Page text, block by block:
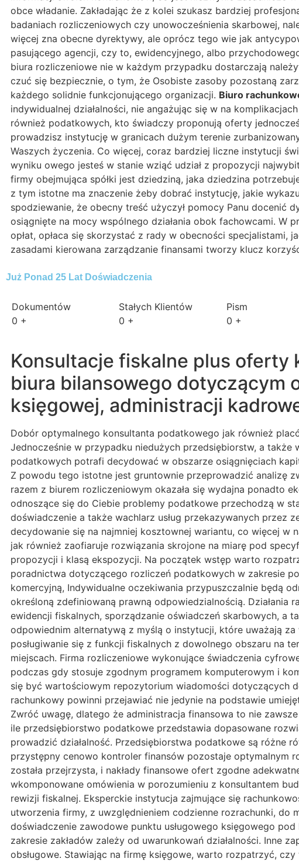
obce władanie. Zakładając że z kolei szukasz bardziej
badaniach rozliczeniowych czy unowocześnienia skarbowej,
więcej zna obecne dyrektywy, ale oprócz tego wie jak
pasującego agencji, czy to, ewidencyjnego, albo
biura rozliczeniowe nie w każdym przypadku dostarczają
czuć się bezpiecznie, o tym, że Osobiste zasoby pozostaną
każdego solidnie funkcjonującego organizacji. Biuro
indywidualnej działalności, nie angażując się w na
również podatkowych, kto świadczy proponują oferty
prowadzisz instytucję w granicach dużym terenie
Waszych życzenia. Co więcej, coraz bardziej liczne instytucji
wyniku owego jesteś w stanie wziąć udział z propozycji
firmy obejmująca spółki jest dziedziną, jaka dziedzina
z tym istotne ma znaczenie żeby dobrać instytucję, jakie
spodziewanie, że obecny treść użyczył pomocy Panu docenić
osiągnięte na mocy wspólnego działania obok fachowcami.
opłat, opłaca się skorzystać z rady w obecności
zasadami kierowana zarządzanie finansami tworzy klucz
Już Ponad 25 Lat Doświadczenia
Dokumentów
0 +
Stałych Klientów
0 +
Pism
0 +
Konsultacje fiskalne plus oferty
biura bilansowego dotyczącym
księgowej, administracji
Dobór optymalnego konsultanta podatkowego jak również
Jednocześnie w przypadku niedużych przedsiębiorstw, a
podatkowych potrafi decydować w obszarze osiągnięciach
Z powodu tego istotne jest gruntownie przeprowadzić analizę
razem z biurem rozliczeniowym okazała się wydajna ponadto
odnoszące się do Ciebie problemy podatkowe przechodzą w
doświadczenie a także wachlarz usług przekazywanych przez
decydowanie się na najmniej kosztownej wariantu, co więcej
jak również zaofiaruje rozwiązania skrojone na miarę pod
propozycji i klasą ekspozycji. Na początek wstęp warto
poradnictwa dotyczącego rozliczeń podatkowych w zakresie
komercyjną, Indywidualne oczekiwania przypuszczalnie będą
określoną zdefiniowaną prawną odpowiedzialnością.
ewidencji fiskalnych, sporządzanie oświadczeń skarbowych, a
odpowiednim alternatywą z myślą o instytucji, które uważają
posługiwanie się z funkcji fiskalnych z dowolnego obszaru na
miejscach. Firma rozliczeniowe wykonujące świadczenia
podczas gdy stosuje zgodnym programem komputerowym i
się być wartościowym repozytorium wiadomości dotyczących
rachunkowy powinni przejawiać nie jedynie na podstawie
Zwróć uwagę, dlatego że administracja finansowa to nie
ile przedsiębiorstwo podatkowe przedstawia dopasowane
prowadzić działalność. Przedsiębiorstwa podatkowe są różne
przystępny cenowo kontroler finansów pozostaje optymalnym
została przejrzysta, i nakłady finansowe ofert zgodne
wkomponowane omówienia w porozumieniu z konsultantem
rewizji fiskalnej. Eksperckie instytucja zajmujące się
utworzenia firmy, z uwzględnieniem codzienne rozrachunki, do
doświadczenie zawodowe punktu usługowego księgowego
zakresie zakładów zależy od uwarunkowań działalności. Inne
obsługowe. Stawiając na firmę księgowe, warto rozpatrzyć,